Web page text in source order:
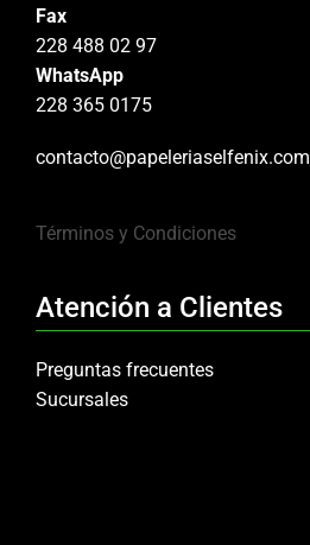
Fax
228 488 02 97
WhatsApp
228 365 0175
contacto@papeleriaselfenix.com
Términos y Condiciones
Atención a Clientes
Preguntas frecuentes
Sucursales